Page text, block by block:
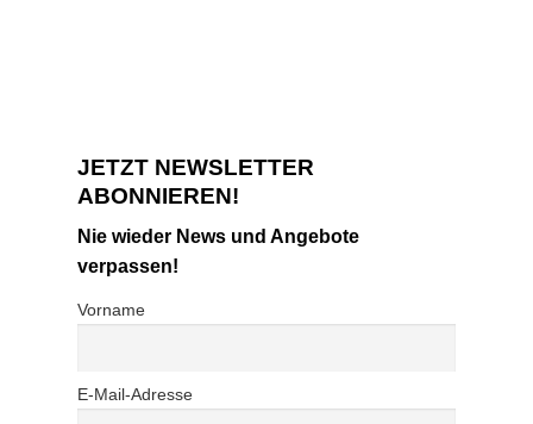
JETZT NEWSLETTER
ABONNIEREN!
Nie wieder News und Angebote
verpassen!
Vorname
E-Mail-Adresse